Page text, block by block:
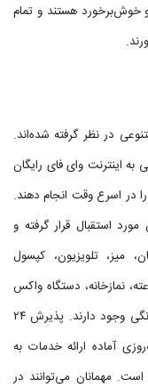
و خوش‌برخورد هستند و تمام
در نظر گرفته شده‌اند.
به اینترنت وای فای رایگان
در اسرع وقت انجام دهند.
استقبال قرار گرفته و
میز، تلویزیون، کپسول
صندوق امانات، تاکسی‌سرویس ۲۴ ساعته، نمازخانه، دستگاه واکس
کفش، اتاق چمدان، سرویس بهداشتی ایرانی و فرنگی وجود دارند. پذیرش ۲۴
آماده ارائه خدمات به
مهمانان می‌توانند در